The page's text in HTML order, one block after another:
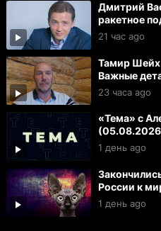
Дмитрий
ракетное
по Украине и
21 час ago
Тамир Шейх
Важные
23 часа ago
«Тема» с
1 день ago
России к
1 день ago